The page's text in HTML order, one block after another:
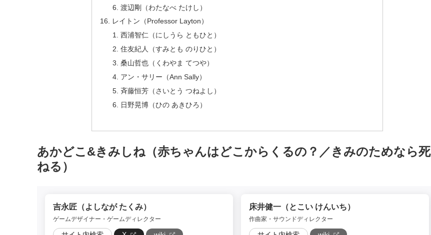
渡辺剛（わたなべ たけし）
レイトン（Professor Layton）
西浦智仁（にしうら ともひと）
住友紀人（すみとも のりひと）
桑山哲也（くわやま てつや）
アン・サリー（Ann Sally）
斉藤恒芳（さいとう つねよし）
日野晃博（ひの あきひろ）
あかどこ&きみしね（赤ちゃんはどこからくるの？／きみのためなら死
ねる）
吉永匠（よしなが たくみ）
ゲームデザイナー・ゲームディレクター
床井健一（とこい けんいち）
作曲家・サウンドディレクター